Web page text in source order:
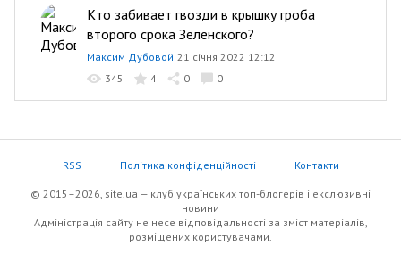
Кто забивает гвозди в крышку гроба
второго срока Зеленского?
Максим Дубовой 21 січня 2022 12:12
345
4 0 0
RSS Політика конфіденційності Контакти
© 2015–2026, site.ua — клуб українських топ-блогерів i екслюзивнi
новини
Адміністрація сайту не несе відповідальності за зміст матеріалів,
розміщених користувачами.